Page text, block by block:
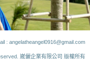
: angelatheangel0916@gmail.com
崴儷企業有限公司 版權所有